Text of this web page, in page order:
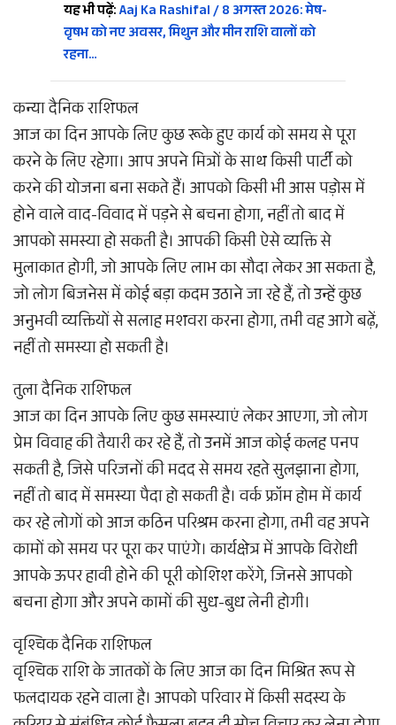
यह भी पढ़ें:Aaj Ka Rashifal / 8 अगस्त 2026: मेष-
वृषभ को नए अवसर, मिथुन और मीन राशि वालों को
रहना…
कन्या दैनिक राशिफल
आज का दिन आपके लिए कुछ रूके हुए कार्य को समय से पूरा
करने के लिए रहेगा। आप अपने मित्रों के साथ किसी पार्टी को
करने की योजना बना सकते हैं। आपको किसी भी आस पड़ोस में
होने वाले वाद-विवाद में पड़ने से बचना होगा, नहीं तो बाद में
आपको समस्या हो सकती है। आपकी किसी ऐसे व्यक्ति से
मुलाकात होगी, जो आपके लिए लाभ का सौदा लेकर आ सकता है,
जो लोग बिजनेस में कोई बड़ा कदम उठाने जा रहे हैं, तो उन्हें कुछ
अनुभवी व्यक्तियों से सलाह मशवरा करना होगा, तभी वह आगे बढ़ें,
नहीं तो समस्या हो सकती है।
तुला दैनिक राशिफल
आज का दिन आपके लिए कुछ समस्याएं लेकर आएगा, जो लोग
प्रेम विवाह की तैयारी कर रहे हैं, तो उनमें आज कोई कलह पनप
सकती है, जिसे परिजनों की मदद से समय रहते सुलझाना होगा,
नहीं तो बाद में समस्या पैदा हो सकती है। वर्क फ्रॉम होम में कार्य
कर रहे लोगों को आज कठिन परिश्रम करना होगा, तभी वह अपने
कामों को समय पर पूरा कर पाएंगे। कार्यक्षेत्र में आपके विरोधी
आपके ऊपर हावी होने की पूरी कोशिश करेंगे, जिनसे आपको
बचना होगा और अपने कामों की सुध-बुध लेनी होगी।
वृश्चिक दैनिक राशिफल
वृश्चिक राशि के जातकों के लिए आज का दिन मिश्रित रूप से
फलदायक रहने वाला है। आपको परिवार में किसी सदस्य के